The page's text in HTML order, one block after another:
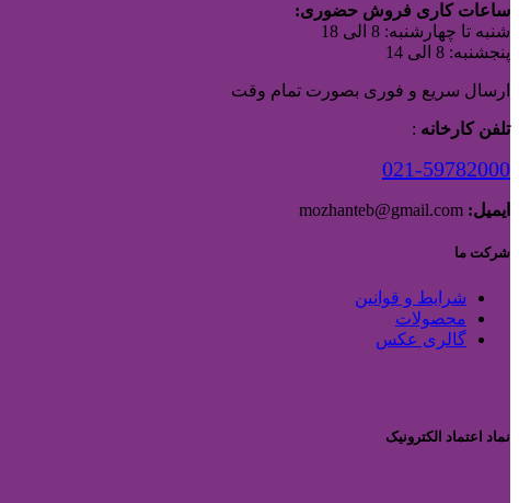
ساعات کاری فروش حضوری:
شنبه تا چهارشنبه: 8 الی 18
پنجشنبه: 8 الی 14
ارسال سریع و فوری بصورت تمام وقت
تلفن کارخانه :
021-59782000
ایمیل:
شرکت ما
شرایط و قوانین
محصولات
گالری عکس
نماد اعتماد الکترونیک